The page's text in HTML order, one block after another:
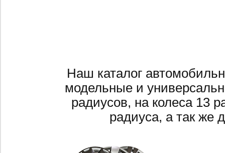
Наш каталог
модельные и
радиусов, на колеса 13
радиуса, а так же